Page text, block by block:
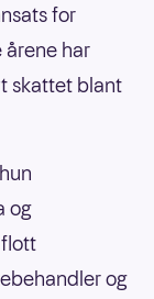
for
årene har
skattet blant
og
og